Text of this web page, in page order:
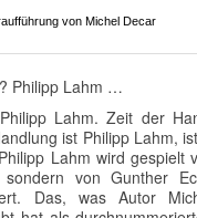
von Michel Decar
Philipp Lahm …
Lahm. Zeit der
ist Philipp Lahm,
Lahm wird gespielt
von Gunther
Das, was Autor